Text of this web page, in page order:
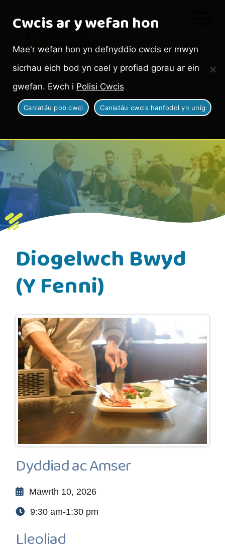
Cwcis ar y wefan hon
Mae'r wefan hon yn defnyddio cwcis er mwyn
sicrhau eich bod yn cael y profiad gorau ar ein
gwefan. Ewch i Polisi Cwcis
Caniatáu pob cwci Caniatáu cwcis hanfodol yn unig
Diogelwch Bwyd
(Y Fenni)
Dyddiad ac Amser
Mawrth 10, 2026
9:30 am-1:30 pm
Lleoliad